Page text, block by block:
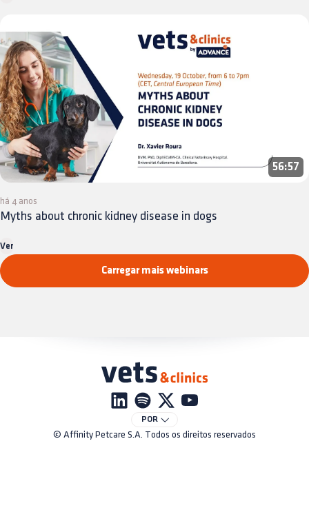
56:57
há 4 anos
Myths about chronic kidney disease in dogs
Ver
Carregar mais webinars
POR
© Affinity Petcare S.A. Todos os direitos reservados